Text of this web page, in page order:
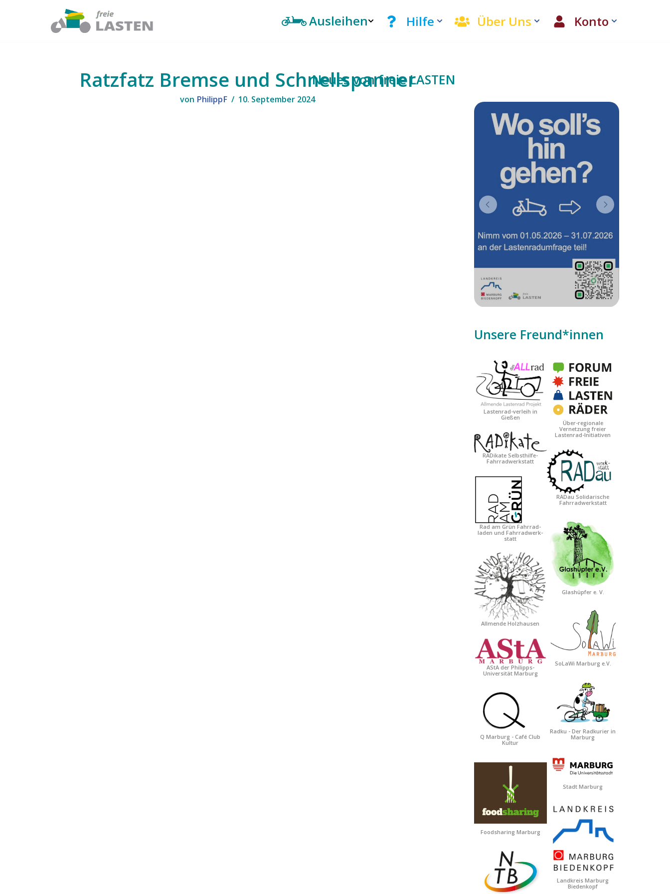
Ausleihen Hilfe Über Uns Konto
Ratzfatz Bremse und Schnellspanner
von PhilippF 10. September 2024
Neues von freie LASTEN
Date
Unsere Freund*innen
Lastenrad-verleih in
Gießen
RADikate Selbsthilfe-
Fahrradwerkstatt
Rad am Grün Fahrrad-
laden und Fahrradwerk-
statt
Allmende Holzhausen
AStA der Philipps-
Universität Marburg
Q Marburg - Café Club
Kultur
Foodsharing Marburg
Über-regionale
Vernetzung freier
Lastenrad-Initiativen
RADau Solidarische
Fahrradwerkstatt
Glashüpfer e. V.
SoLaWi Marburg e.V.
Radku - Der Radkurier in
Marburg
Stadt Marburg
Landkreis Marburg
Biedenkopf